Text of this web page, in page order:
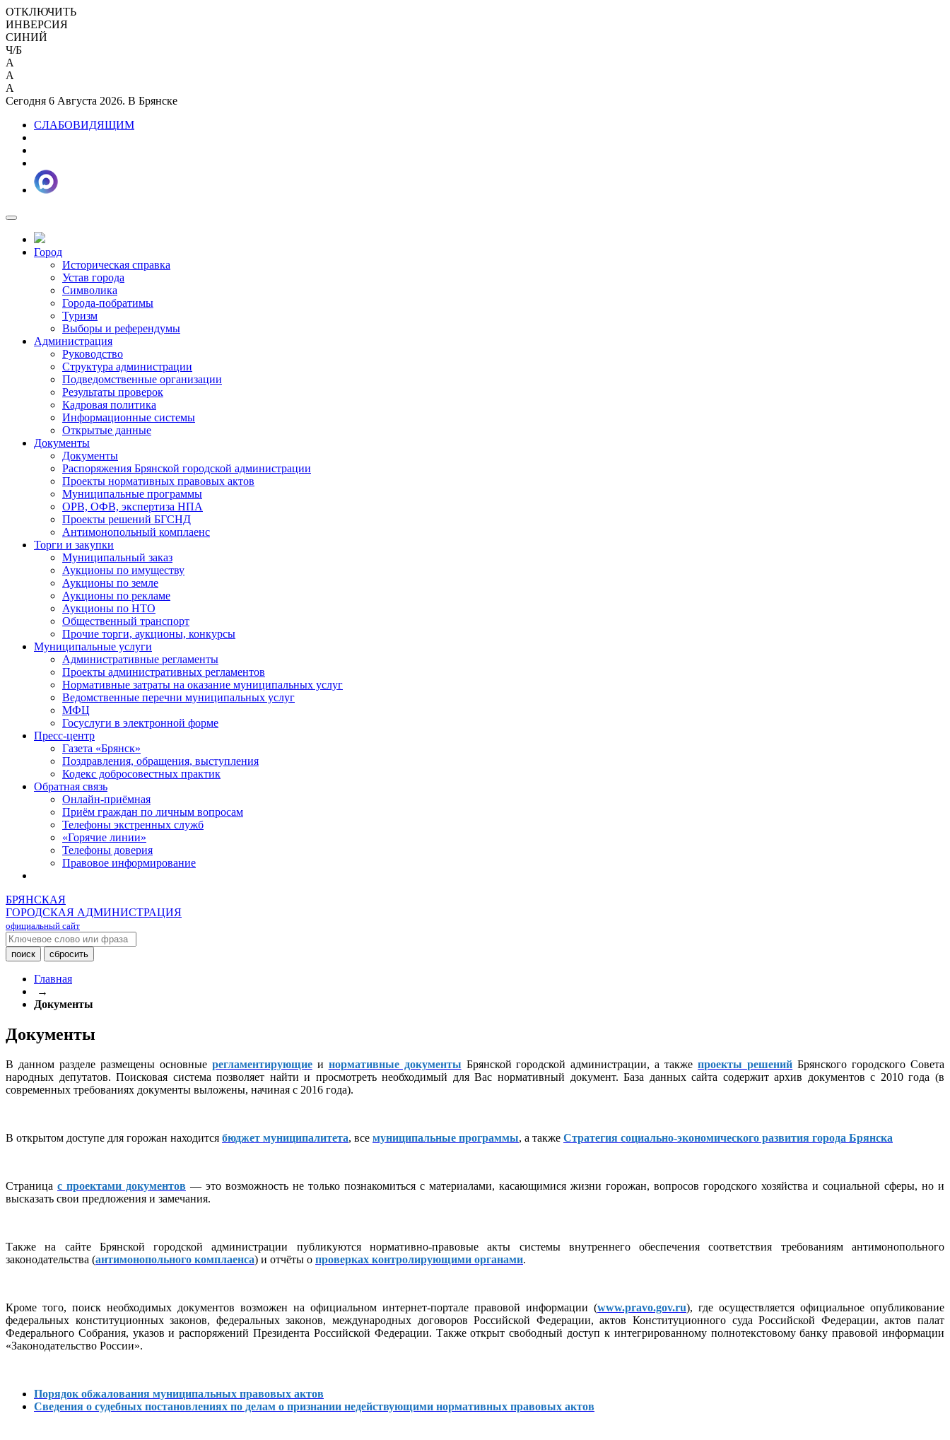
ОТКЛЮЧИТЬ
ИНВЕРСИЯ
СИНИЙ
Ч/Б
A
A
A
Сегодня 6 Августа 2026. В Брянске
СЛАБОВИДЯЩИМ
Город
Историческая справка
Устав города
Символика
Города-побратимы
Туризм
Выборы и референдумы
Администрация
Руководство
Структура администрации
Подведомственные организации
Результаты проверок
Кадровая политика
Информационные системы
Открытые данные
Документы
Документы
Распоряжения Брянской городской администрации
Проекты нормативных правовых актов
Муниципальные программы
ОРВ, ОФВ, экспертиза НПА
Проекты решений БГСНД
Антимонопольный комплаенс
Торги и закупки
Муниципальный заказ
Аукционы по имуществу
Аукционы по земле
Аукционы по рекламе
Аукционы по НТО
Общественный транспорт
Прочие торги, аукционы, конкурсы
Муниципальные услуги
Административные регламенты
Проекты административных регламентов
Нормативные затраты на оказание муниципальных услуг
Ведомственные перечни муниципальных услуг
МФЦ
Госуслуги в электронной форме
Пресс-центр
Газета «Брянск»
Поздравления, обращения, выступления
Кодекс добросовестных практик
Обратная связь
Онлайн-приёмная
Приём граждан по личным вопросам
Телефоны экстренных служб
«Горячие линии»
Телефоны доверия
Правовое информирование
БРЯНСКАЯ
ГОРОДСКАЯ АДМИНИСТРАЦИЯ
официальный сайт
Главная
→
Документы
Документы
В данном разделе размещены основные регламентирующиеи нормативные документы Брянской городской администрации, а такжепроекты решений Брянского городского Совета
народных депутатов. Поисковая система позволяет найти и просмотреть необходимый для Вас нормативный документ. База данных сайта содержит архив документов с 2010 года (в
современных требованиях документы выложены, начиная с 2016 года).
В открытом доступе для горожан находится бюджет муниципалитета, все муниципальные программы, а также Стратегия социально-экономического развития города Брянска
Страница с проектами документов — это возможность не только познакомиться с материалами, касающимися жизни горожан, вопросов городского хозяйства и социальной сферы, но и
высказать свои предложения и замечания.
Также на сайте Брянской городской администрации публикуются нормативно-правовые акты системы внутреннего обеспечения соответствия требованиям антимонопольного
законодательства (антимонопольного комплаенса) и отчёты о проверках контролирующими органами.
Кроме того, поиск необходимых документов возможен на официальном интернет-портале правовой информации (www.pravo.gov.ru), где осуществляется официальное опубликование
федеральных конституционных законов, федеральных законов, международных договоров Российской Федерации, актов Конституционного суда Российской Федерации, актов палат
Федерального Собрания, указов и распоряжений Президента Российской Федерации. Также открыт свободный доступ к интегрированному полнотекстовому банку правовой информации
«Законодательство России».
Порядок обжалования муниципальных правовых актов
Сведения о судебных постановлениях по делам о признании недействующими нормативных правовых актов